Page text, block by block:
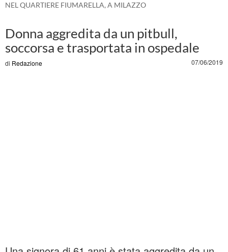
NEL QUARTIERE FIUMARELLA, A MILAZZO
Donna aggredita da un pitbull,
soccorsa e trasportata in ospedale
di Redazione 07/06/2019